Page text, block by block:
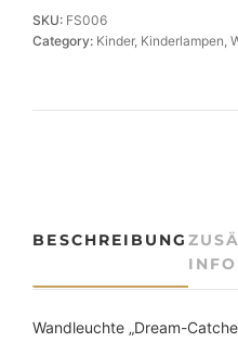
e
h
a
C
SKU: FS006
Category: Kinder, Kinderlampen ,
BESCHREIBUNG
Wandleuchte „Dream-